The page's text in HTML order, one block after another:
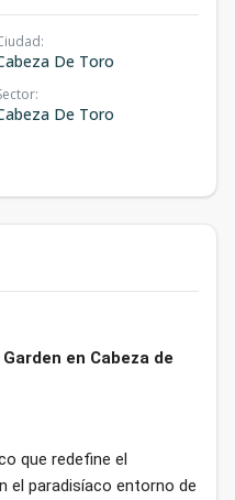
:
De Toro
:
De Toro
en Cabeza de
que redefine el
el paradisíaco entorno de